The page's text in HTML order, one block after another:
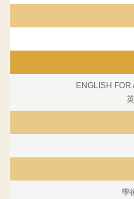
ENGLISH
學